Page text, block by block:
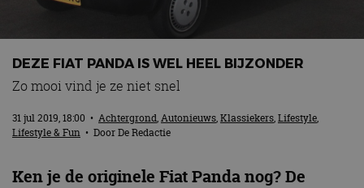
Adverteren
Contact
MotorRAI.nl
DEZE FIAT PANDA IS WEL HEEL BIJZONDER
Zo mooi vind je ze niet snel
31 jul 2019, 18:00 • Achtergrond,Autonieuws,Klassiekers,Lifestyle,
Lifestyle & Fun • DoorDe Redactie
Ken je de originele Fiat Panda nog? De